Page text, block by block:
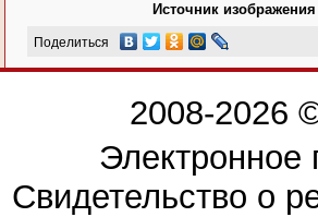
Источник изображения
Поделиться
2008-2026
Электронное
Свидетельство о